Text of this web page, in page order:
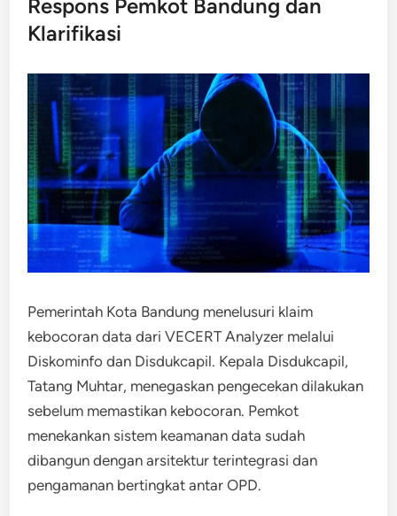
Respons Pemkot Bandung dan
Klarifikasi
Pemerintah Kota Bandung menelusuri klaim
kebocoran data dari VECERT Analyzer melalui
Diskominfo dan Disdukcapil. Kepala Disdukcapil,
Tatang Muhtar, menegaskan pengecekan dilakukan
sebelum memastikan kebocoran. Pemkot
menekankan sistem keamanan data sudah
dibangun dengan arsitektur terintegrasi dan
pengamanan bertingkat antar OPD.